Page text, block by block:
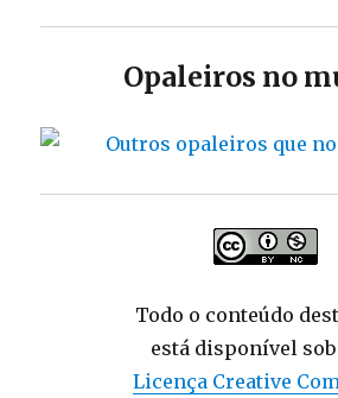
Opaleiros no
Todo o conteúdo
está disponível
Licença Creative